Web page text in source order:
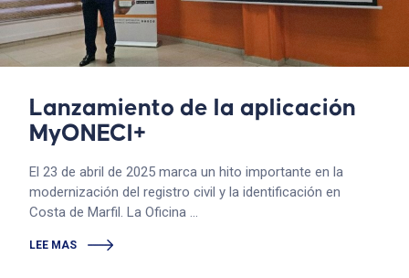
Lanzamiento de la aplicación
MyONECI+
El 23 de abril de 2025 marca un hito importante en la
modernización del registro civil y la identificación en
Costa de Marfil. La Oficina ...
LEE MAS